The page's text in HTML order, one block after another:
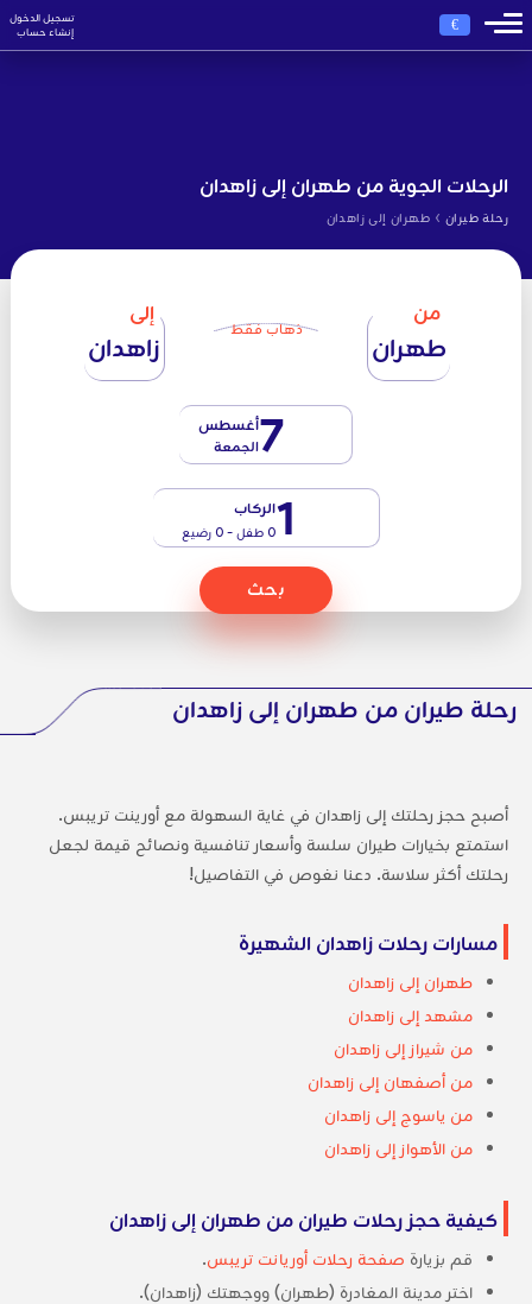
€
تسجيل الدخول
إنشاء حساب
الرحلات الجوية من طهران إلى زاهدان
رحلة طيران › طهران إلى زاهدان
من
طهران ذهاب فقط
إلى
زاهدان
7أغسطس
الجمعة
1الركاب
0 طفل - 0 رضيع
بحث
رحلة طيران من طهران إلى زاهدان
أصبح حجز رحلتك إلى زاهدان في غاية السهولة مع أورينت تريبس.
استمتع بخيارات طيران سلسة وأسعار تنافسية ونصائح قيمة لجعل
رحلتك أكثر سلاسة. دعنا نغوص في التفاصيل!
مسارات رحلات زاهدان الشهيرة
طهران إلى زاهدان
مشهد إلى زاهدان
من شيراز إلى زاهدان
من أصفهان إلى زاهدان
من ياسوج إلى زاهدان
من الأهواز إلى زاهدان
كيفية حجز رحلات طيران من طهران إلى زاهدان
قم بزيارة صفحة رحلات أوريانت تريبس.
اختر مدينة المغادرة (طهران) ووجهتك (زاهدان).